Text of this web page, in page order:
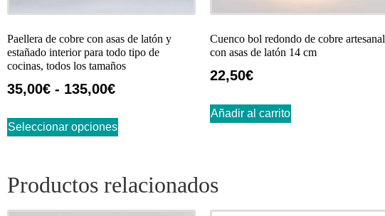
Paellera de cobre con asas de latón y
estañado interior para todo tipo de
cocinas, todos los tamaños
35,00€ - 135,00€
Seleccionar opciones
Cuenco bol redondo de cobre artesanal
con asas de latón 14 cm
22,50€
Añadir al carrito
Productos relacionados